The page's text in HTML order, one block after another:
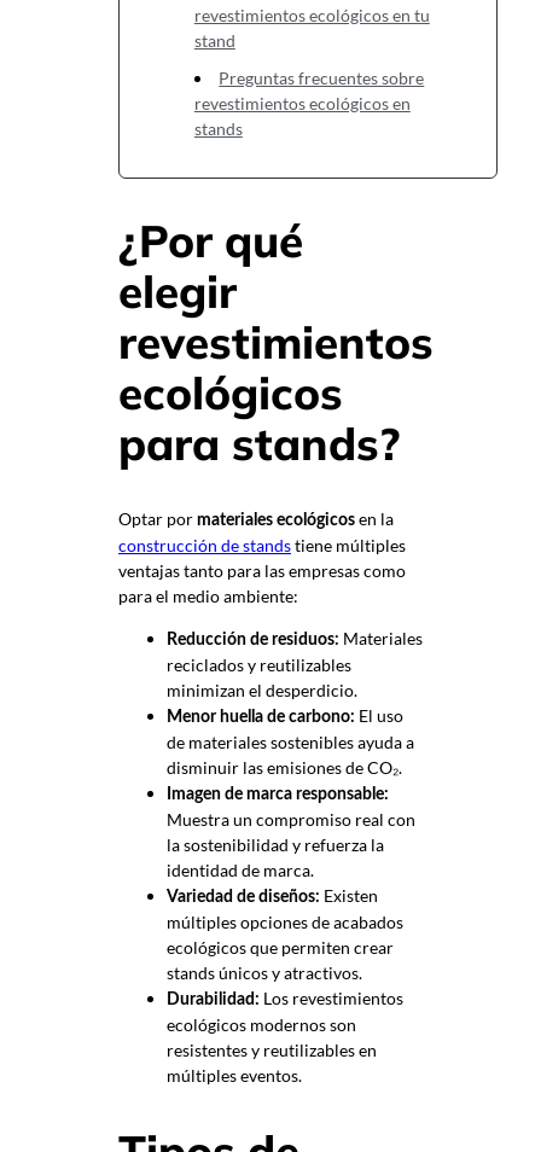
revestimientos ecológicos en tu
stand
Preguntas frecuentes sobre
revestimientos ecológicos en
stands
¿Por qué
elegir
revestimientos
ecológicos
para stands?
Optar por materiales ecológicos en la
construcción de standstiene múltiples
ventajas tanto para las empresas como
para el medio ambiente:
Reducción de residuos: Materiales
reciclados y reutilizables
minimizan el desperdicio.
Menor huella de carbono: El uso
de materiales sostenibles ayuda a
disminuir las emisiones de CO₂.
Imagen de marca responsable:
Muestra un compromiso real con
la sostenibilidad y refuerza la
identidad de marca.
Variedad de diseños: Existen
múltiples opciones de acabados
ecológicos que permiten crear
stands únicos y atractivos.
Durabilidad: Los revestimientos
ecológicos modernos son
resistentes y reutilizables en
múltiples eventos.